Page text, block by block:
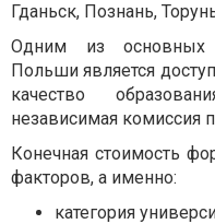
Гданьск, Познань,
Одним из основных
Польши является
качество
независимая комиссия
Конечная стоимость
факторов, а именно:
категория